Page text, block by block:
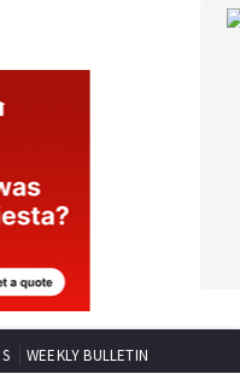
WEEKLY BULLETIN